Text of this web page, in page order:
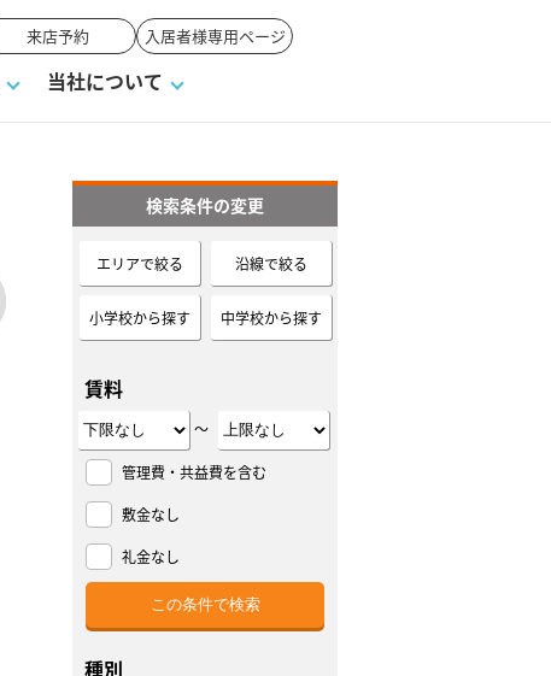
来店予約 入居者様専用ページ
物件閲覧履歴賃貸vs持ち家
高く売るポイント
当社について
来店予約
検索条件の変更
エリアで絞る 沿線で絞る
小学校から探す 中学校から探す
賃料
～
管理費・共益費を含む
敷金なし
礼金なし
種別